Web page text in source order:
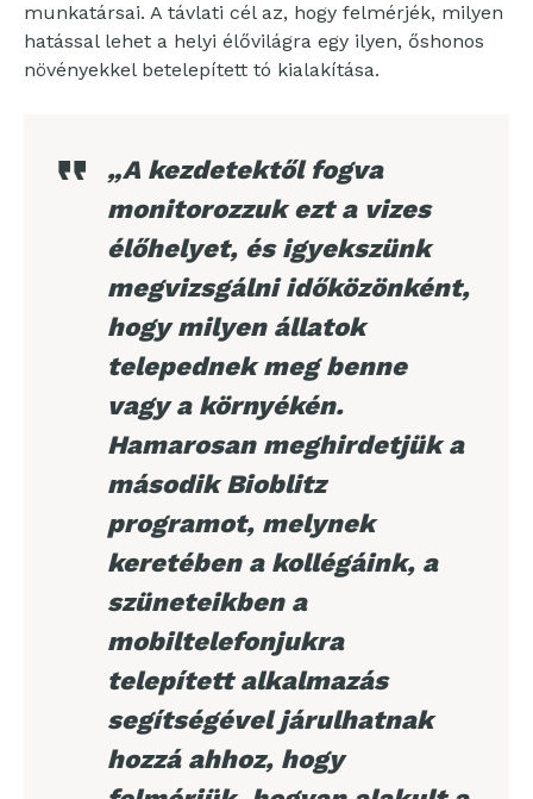
munkatársai. A távlati cél az, hogy felmérjék, milyen
hatással lehet a helyi élővilágra egy ilyen, őshonos
növényekkel betelepített tó kialakítása.
„A kezdetektől fogva
monitorozzuk ezt a vizes
élőhelyet, és igyekszünk
megvizsgálni időközönként,
hogy milyen állatok
telepednek meg benne
vagy a környékén.
Hamarosan meghirdetjük a
második Bioblitz
programot, melynek
keretében a kollégáink, a
szüneteikben a
mobiltelefonjukra
telepített alkalmazás
segítségével járulhatnak
hozzá ahhoz, hogy